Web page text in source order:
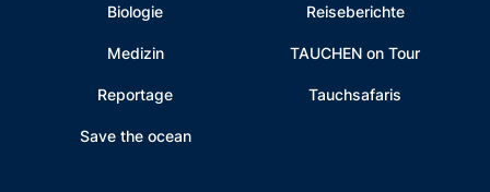
Biologie
Medizin
Reportage
Save the ocean
Reiseberichte
TAUCHEN on Tour
Tauchsafaris